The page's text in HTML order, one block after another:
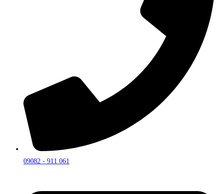
09082 - 911 061